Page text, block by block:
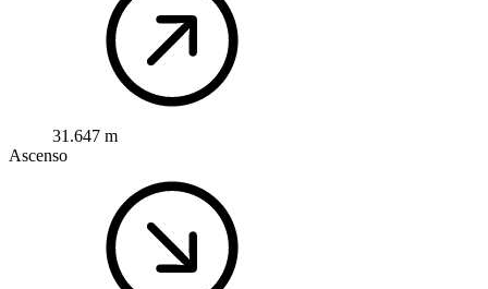
31.647 m
Ascenso